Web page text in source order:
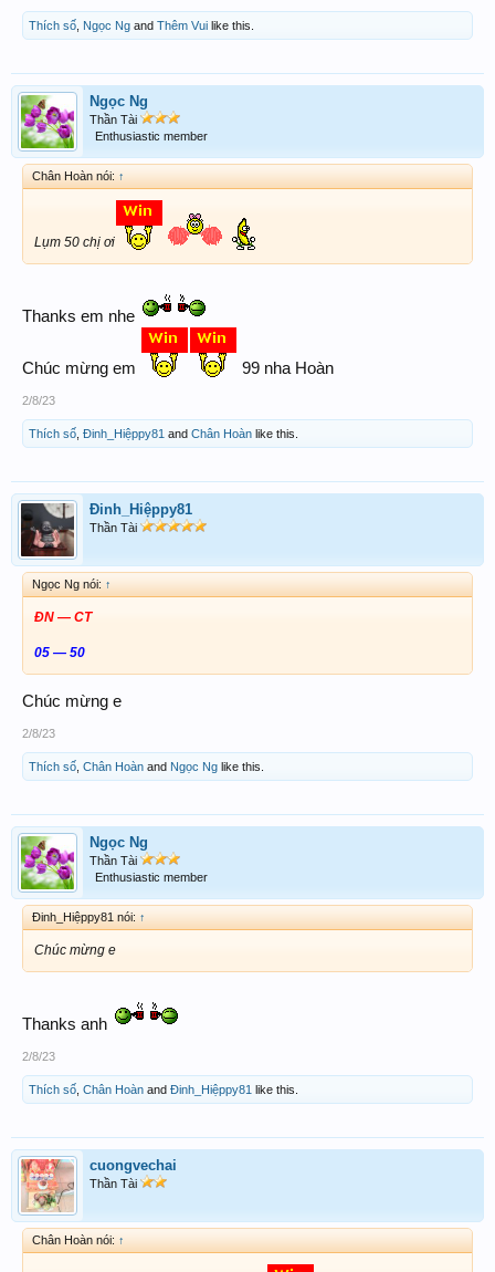
Thích số Ngọc Ng and Thêm Vui like this.
Ngọc Ng
Thần Tài
Enthusiastic member
Chân Hoàn nói: ↑
Lụm 50 chị ơi
Thanks em nhe
Chúc mừng em 99 nha Hoàn
2/8/23
Thích số Đinh_Hiệppy81 and Chân Hoàn like this.
Đinh_Hiệppy81
Thần Tài
Ngọc Ng nói: ↑
ĐN — CT
05 — 50
Chúc mừng e
2/8/23
Thích số Chân Hoàn and Ngọc Ng like this.
Ngọc Ng
Thần Tài
Enthusiastic member
Đinh_Hiệppy81 nói: ↑
Chúc mừng e
Thanks anh
2/8/23
Thích số Chân Hoàn and Đinh_Hiệppy81 like this.
cuongvechai
Thần Tài
Chân Hoàn nói: ↑